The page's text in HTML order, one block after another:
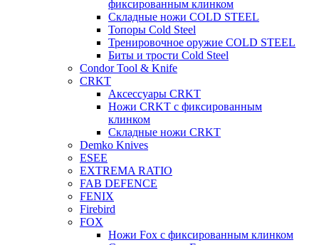
фиксированным клинком
Складные ножи COLD STEEL
Топоры Cold Steel
Тренировочное оружие COLD STEEL
Биты и трости Cold Steel
Condor Tool & Knife
CRKT
Аксессуары CRKT
Ножи CRKT с фиксированным
клинком
Складные ножи CRKT
Demko Knives
ESEE
EXTREMA RATIO
FAB DEFENCE
FENIX
Firebird
FOX
Ножи Fox с фиксированным клинком